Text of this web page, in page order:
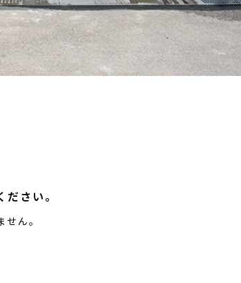
さい。
ん。